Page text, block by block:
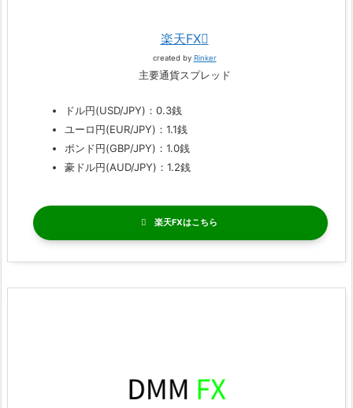
楽天FX
created by Rinker
主要通貨スプレッド
ドル円(USD/JPY)：0.3銭
ユーロ円(EUR/JPY)：1.1銭
ポンド円(GBP/JPY)：1.0銭
豪ドル円(AUD/JPY)：1.2銭
楽天FX